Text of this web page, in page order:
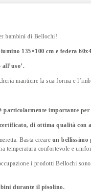
bambini di Bellochi!
135×100 cm e federa
mantiene la sua forma e
particolarmente importante
di ottima qualità con
Basta creare un bellissimo
temperatura confortevole e
i prodotti Bellochi
durante il pisolino.